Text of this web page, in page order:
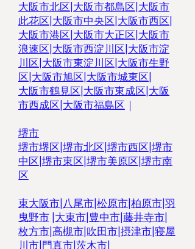
大阪市北区 大阪市都島区 大阪市
此花区 大阪市中央区 大阪市西区
大阪市港区 大阪市大正区 大阪市
浪速区 大阪市西淀川区 大阪市淀
川区 大阪市東淀川区 大阪市生野
区 大阪市旭区 大阪市城東区
大阪市鶴見区 大阪市東成区 大阪
市西成区 大阪市福島区 ｜
堺市
堺市堺区 堺市北区 堺市西区 堺市
中区 堺市東区| 堺市美原区 堺市南
区
東大阪市 八尾市 松原市 柏原市 羽
曳野市 大東市 豊中市 藤井寺市
枚方市 高槻市 吹田市 摂津市 寝屋
川市 門真市 茨木市